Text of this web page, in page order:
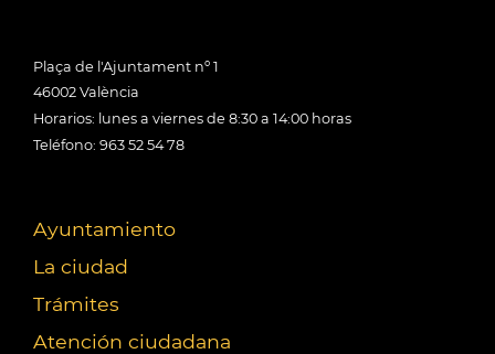
Plaça de l'Ajuntament nº 1
46002 València
Horarios: lunes a viernes de 8:30 a 14:00 horas
Teléfono: 963 52 54 78
Ayuntamiento
La ciudad
Trámites
Atención ciudadana